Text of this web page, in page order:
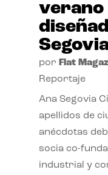
verano
por Flat
Reportaje
Ana Segovia
apellidos de
anécdotas
socia co-
industrial y